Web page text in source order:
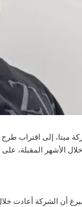
ميتا، إلى اقتراب
على أن يشهد عام 2026 توسعًا